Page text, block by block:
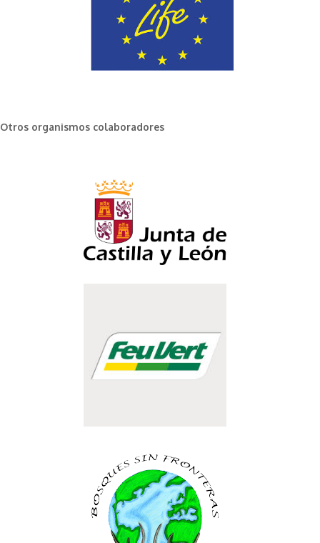
Otros organismos colaboradores